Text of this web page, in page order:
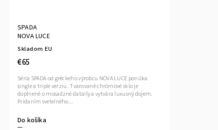
SPADA
NOVA LUCE
Skladom EU
€65
Do košíka
Séria SPADA od gréckeho výrobcu NOVA LUCE ponúka
single a triple verziu. Tvarované chrómové sklo je
doplnené o mosadzné dataily a vytvára luxusný dojem.
Pridaním svetelného...